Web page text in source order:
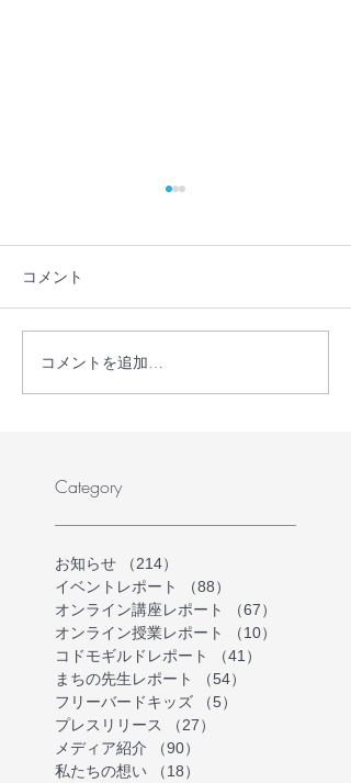
【メディア掲載】
STORY（ストーリィ）6
コメント
コメントを追加…
Category
お知らせ （214）
イベントレポート
（88）
オンライン講座レポート
（67）
オンライン授業レポート
（10）
コドモギルドレポート
（41）
まちの先生レポート
（54）
フリーバードキッズ
（5）
プレスリリース
（27）
メディア紹介
（90）
私たちの想い
（18）